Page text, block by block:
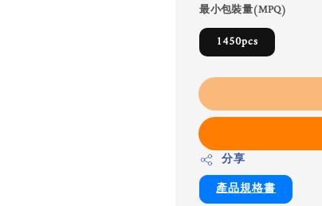
最小包裝量(MPQ)
1450pcs
分享
產品規格書